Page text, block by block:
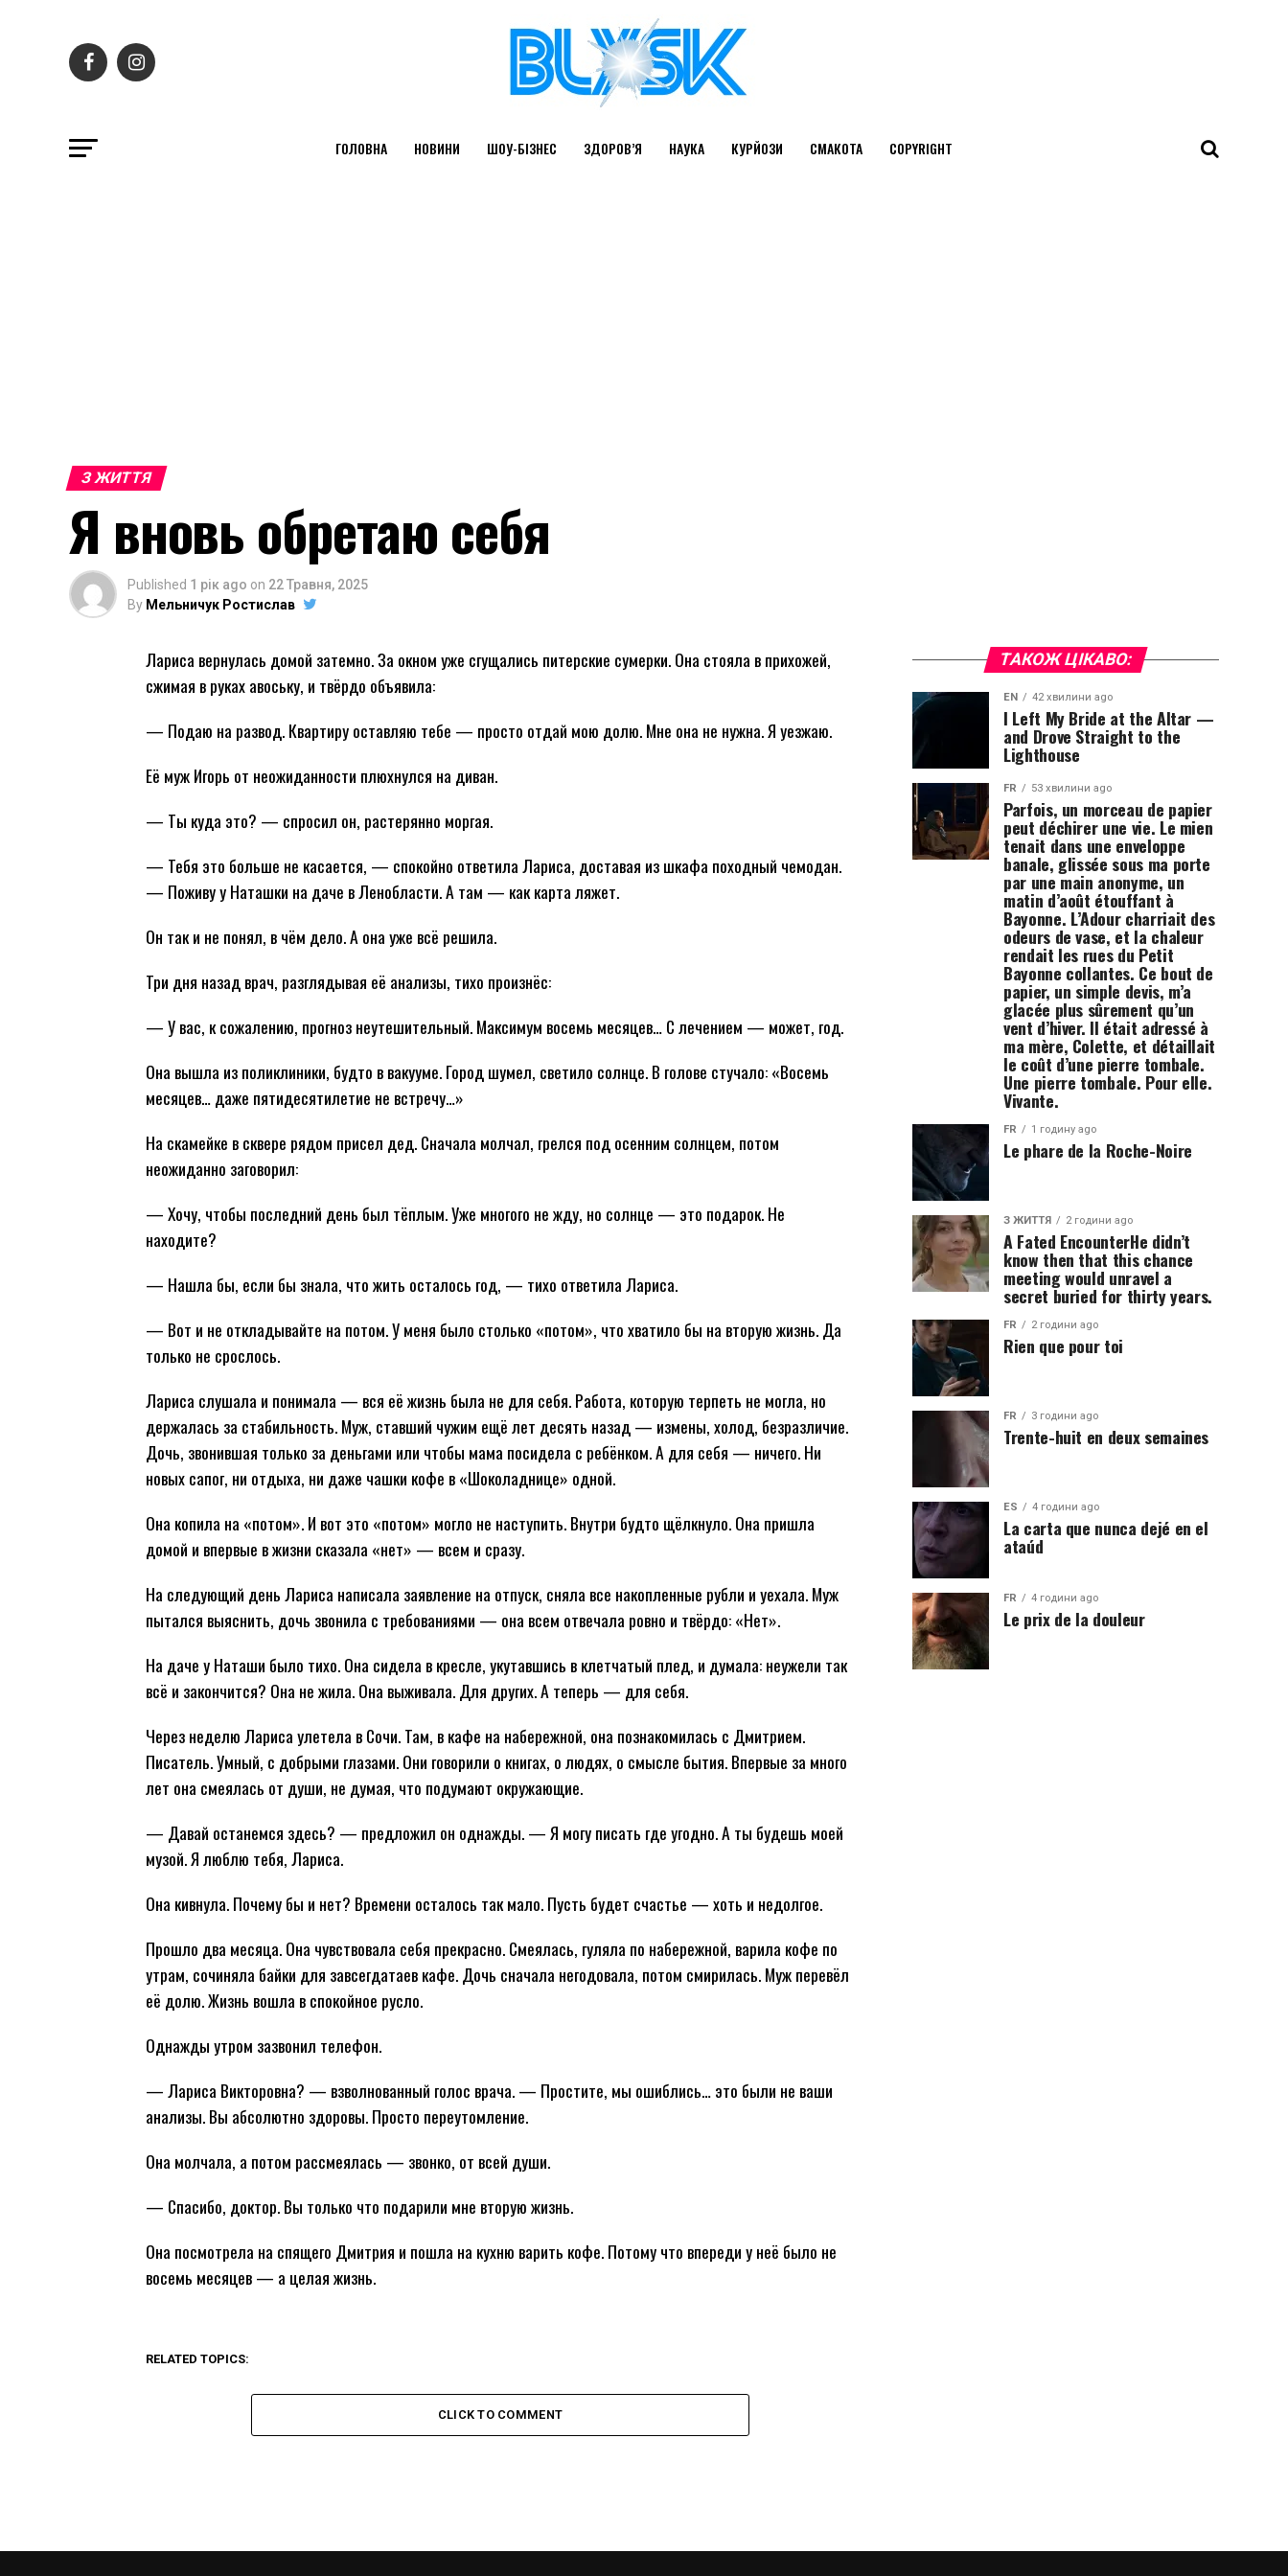
ГОЛОВНА НОВИНИ ШОУ-БІЗНЕС ЗДОРОВ’Я НАУКА КУРЙОЗИ СМАКОТА COPYRIGHT
З ЖИТТЯ
Я вновь обретаю себя
Published 1 рік ago on 22 Травня, 2025
By Мельничук Ростислав
Лариса вернулась домой затемно. За окном уже сгущались питерские сумерки. Она стояла в прихожей,
сжимая в руках авоську, и твёрдо объявила:
— Подаю на развод. Квартиру оставляю тебе — просто отдай мою долю. Мне она не нужна. Я уезжаю.
Её муж Игорь от неожиданности плюхнулся на диван.
— Ты куда это? — спросил он, растерянно моргая.
— Тебя это больше не касается, — спокойно ответила Лариса, доставая из шкафа походный чемодан.
— Поживу у Наташки на даче в Ленобласти. А там — как карта ляжет.
Он так и не понял, в чём дело. А она уже всё решила.
Три дня назад врач, разглядывая её анализы, тихо произнёс:
— У вас, к сожалению, прогноз неутешительный. Максимум восемь месяцев… С лечением — может, год.
Она вышла из поликлиники, будто в вакууме. Город шумел, светило солнце. В голове стучало: «Восемь
месяцев… даже пятидесятилетие не встречу…»
На скамейке в сквере рядом присел дед. Сначала молчал, грелся под осенним солнцем, потом
неожиданно заговорил:
— Хочу, чтобы последний день был тёплым. Уже многого не жду, но солнце — это подарок. Не
находите?
— Нашла бы, если бы знала, что жить осталось год, — тихо ответила Лариса.
— Вот и не откладывайте на потом. У меня было столько «потом», что хватило бы на вторую жизнь. Да
только не срослось.
Лариса слушала и понимала — вся её жизнь была не для себя. Работа, которую терпеть не могла, но
держалась за стабильность. Муж, ставший чужим ещё лет десять назад — измены, холод, безразличие.
Дочь, звонившая только за деньгами или чтобы мама посидела с ребёнком. А для себя — ничего. Ни
новых сапог, ни отдыха, ни даже чашки кофе в «Шоколаднице» одной.
Она копила на «потом». И вот это «потом» могло не наступить. Внутри будто щёлкнуло. Она пришла
домой и впервые в жизни сказала «нет» — всем и сразу.
На следующий день Лариса написала заявление на отпуск, сняла все накопленные рубли и уехала. Муж
пытался выяснить, дочь звонила с требованиями — она всем отвечала ровно и твёрдо: «Нет».
На даче у Наташи было тихо. Она сидела в кресле, укутавшись в клетчатый плед, и думала: неужели так
всё и закончится? Она не жила. Она выживала. Для других. А теперь — для себя.
Через неделю Лариса улетела в Сочи. Там, в кафе на набережной, она познакомилась с Дмитрием.
Писатель. Умный, с добрыми глазами. Они говорили о книгах, о людях, о смысле бытия. Впервые за много
лет она смеялась от души, не думая, что подумают окружающие.
— Давай останемся здесь? — предложил он однажды. — Я могу писать где угодно. А ты будешь моей
музой. Я люблю тебя, Лариса.
Она кивнула. Почему бы и нет? Времени осталось так мало. Пусть будет счастье — хоть и недолгое.
Прошло два месяца. Она чувствовала себя прекрасно. Смеялась, гуляла по набережной, варила кофе по
утрам, сочиняла байки для завсегдатаев кафе. Дочь сначала негодовала, потом смирилась. Муж перевёл
её долю. Жизнь вошла в спокойное русло.
Однажды утром зазвонил телефон.
— Лариса Викторовна? — взволнованный голос врача. — Простите, мы ошиблись… это были не ваши
анализы. Вы абсолютно здоровы. Просто переутомление.
Она молчала, а потом рассмеялась — звонко, от всей души.
— Спасибо, доктор. Вы только что подарили мне вторую жизнь.
Она посмотрела на спящего Дмитрия и пошла на кухню варить кофе. Потому что впереди у неё было не
восемь месяцев — а целая жизнь.
RELATED TOPICS:
CLICK TO COMMENT
ТАКОЖ ЦІКАВО:
EN 42 хвилини ago
I Left My Bride at the Altar —
and Drove Straight to the
Lighthouse
FR 53 хвилини ago
Parfois, un morceau de papier
peut déchirer une vie. Le mien
tenait dans une enveloppe
banale, glissée sous ma porte
par une main anonyme, un
matin d’août étouffant à
Bayonne. L’Adour charriait des
odeurs de vase, et la chaleur
rendait les rues du Petit
Bayonne collantes. Ce bout de
papier, un simple devis, m’a
glacée plus sûrement qu’un
vent d’hiver. Il était adressé à
ma mère, Colette, et détaillait
le coût d’une pierre tombale.
Une pierre tombale. Pour elle.
Vivante.
FR 1 годину ago
Le phare de la Roche-Noire
З ЖИТТЯ 2 години ago
A Fated EncounterHe didn’t
know then that this chance
meeting would unravel a
secret buried for thirty years.
FR 2 години ago
Rien que pour toi
FR 3 години ago
Trente-huit en deux semaines
ES 4 години ago
La carta que nunca dejé en el
ataúd
FR 4 години ago
Le prix de la douleur